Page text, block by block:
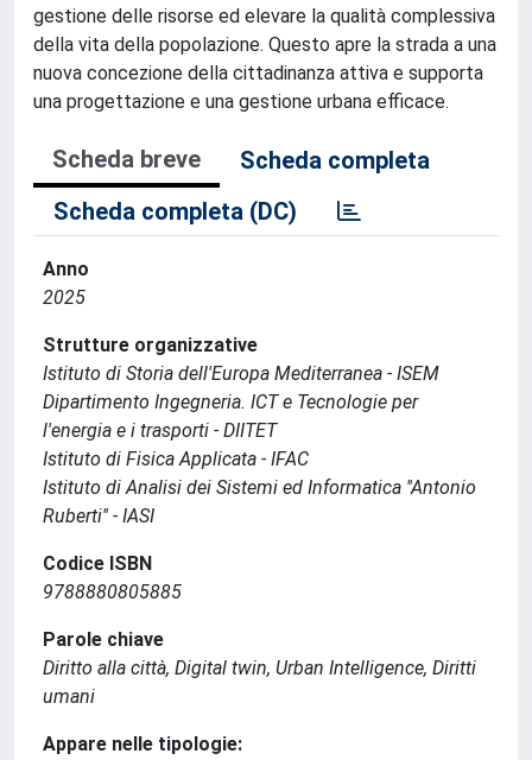
gestione delle risorse ed elevare la qualità complessiva
della vita della popolazione. Questo apre la strada a una
nuova concezione della cittadinanza attiva e supporta
una progettazione e una gestione urbana efficace.
Scheda breve
Scheda completa
Scheda completa (DC)
Anno
2025
Strutture organizzative
Istituto di Storia dell'Europa Mediterranea - ISEM
Dipartimento Ingegneria. ICT e Tecnologie per
l'energia e i trasporti - DIITET
Istituto di Fisica Applicata - IFAC
Istituto di Analisi dei Sistemi ed Informatica ''Antonio
Ruberti'' - IASI
Codice ISBN
9788880805885
Parole chiave
Diritto alla città, Digital twin, Urban Intelligence, Diritti
umani
Appare nelle tipologie: